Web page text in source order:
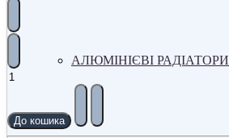
АЛЮМІНІЄВІ РАДІАТОРИ
До кошика